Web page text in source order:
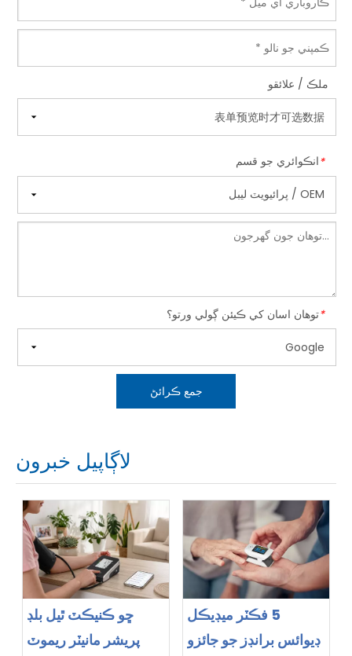
ملڪ / علائقو
*انڪوائري جو قسم
*توهان اسان کي ڪيئن ڳولي ورتو؟
جمع ڪرائڻ
لاڳاپيل خبرون
5 فڪٽر ميڊيڪل
ڊيوائس برانڊز جو جائزو
ڇو ڪنيڪٽ ٿيل بلڊ
پريشر مانيٽر ريموٽ